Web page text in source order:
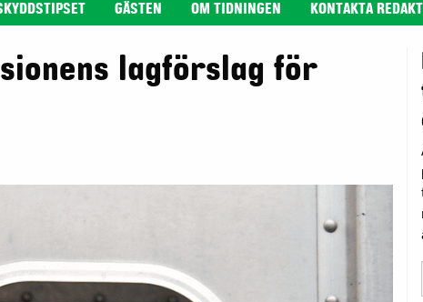
GÄSTEN OM TIDNINGEN KONTAKTA
lagförslag för